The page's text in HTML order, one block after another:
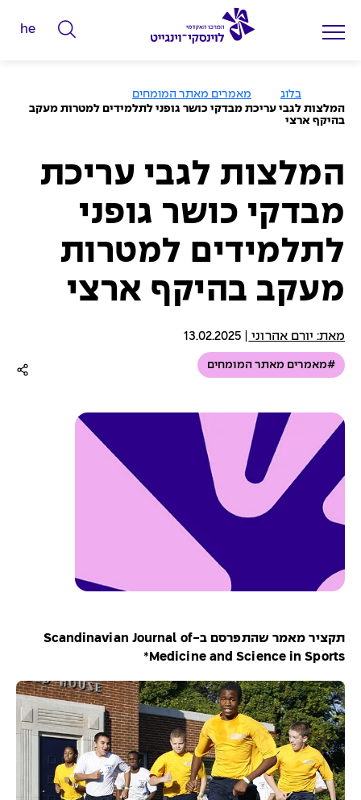
ה
ד
ל
ם
י
פ
he
ו
ד
י
בלוג
מאמרים מאתר המומחים
המלצות לגבי עריכת מבדקי כושר גופני לתלמידים למטרות מעקב
בהיקף ארצי
המלצות לגבי עריכת
מבדקי כושר גופני
לתלמידים למטרות
מעקב בהיקף ארצי
מאת: יורם אהרוני 13.02.2025
#מאמרים מאתר המומחים
תקציר מאמר שהתפרסם ב-Scandinavian Journal of
Medicine and Science in Sports
*